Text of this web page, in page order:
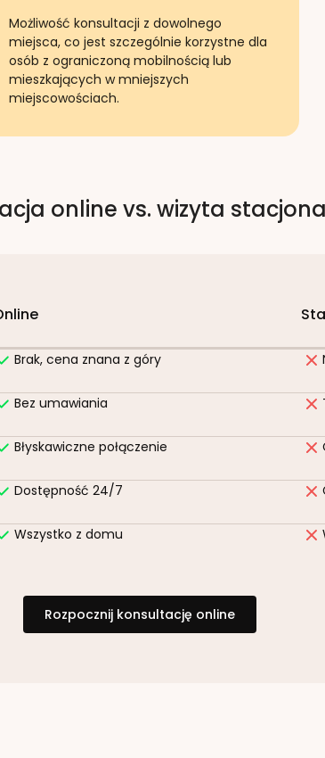
Możliwość konsultacji z dowolnego
miejsca, co jest szczególnie korzystne dla
osób z ograniczoną mobilnością lub
mieszkających w mniejszych
miejscowościach.
online vs. wizyta
Brak, cena znana z góry
Bez umawiania
Błyskawiczne połączenie
Dostępność 24/7
Wszystko z domu
Rozpocznij konsultację online